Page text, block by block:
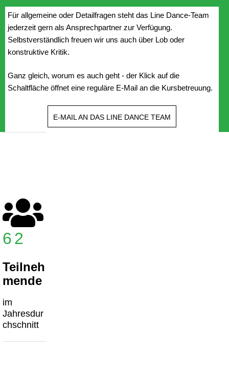
Für allgemeine oder Detailfragen steht das Line Dance-Team
jederzeit gern als Ansprechpartner zur Verfügung.
Selbstverständlich freuen wir uns auch über Lob oder
konstruktive Kritik.
Ganz gleich, worum es auch geht - der Klick auf die
Schaltfläche öffnet eine reguläre E-Mail an die Kursbetreuung.
E-MAIL AN DAS LINE DANCE TEAM
62
Teilneh
mende
im
Jahresdur
chschnitt